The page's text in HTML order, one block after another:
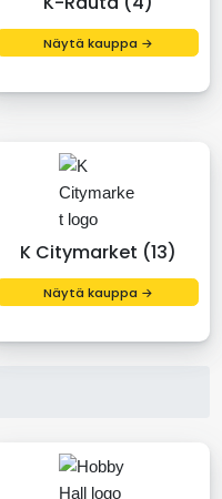
Näytä kauppa →
K Citymarket (13)
Näytä kauppa →